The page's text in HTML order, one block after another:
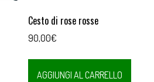
Cesto di rose rosse
90,00€
AGGIUNGI AL CARRELLO